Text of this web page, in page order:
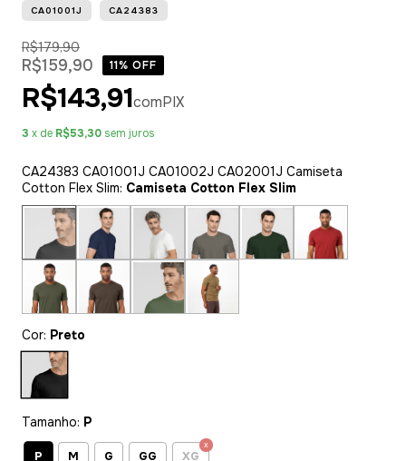
CA01001J CA24383
R$179,90
R$159,90 11% OFF
R$143,91comPIX
3 x de R$53,30 sem juros
CA24383 CA01001J CA01002J CA02001J Camiseta
Cotton Flex Slim: Camiseta Cotton Flex Slim
Cor: Preto
Tamanho: P
P M G GG XG